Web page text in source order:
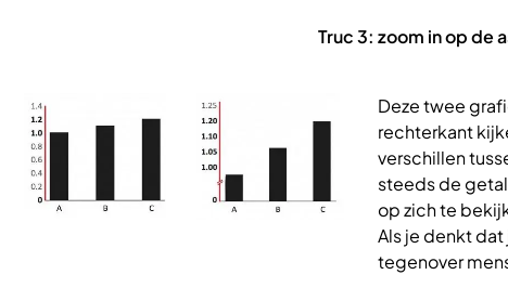
Truc 3: zoom in op de
Afbeelding
Deze twee
rechterkant
verschillen
steeds de
op zich te
Als je denkt
tegenover